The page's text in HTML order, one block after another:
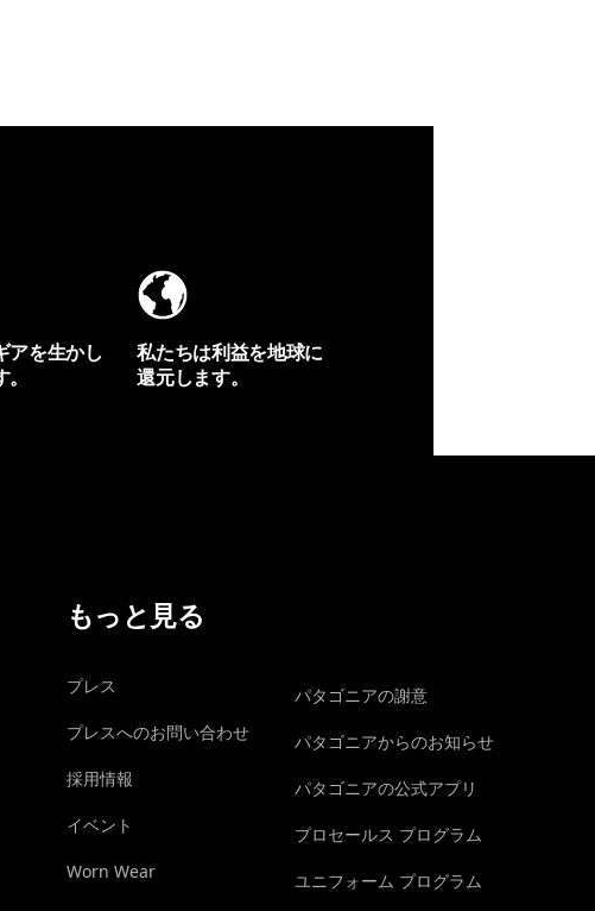
アを生かし
私たちは利益を地球に
還元します。
もっと見る
プレス
プレスへのお問い合わせ
採用情報
イベント
Worn Wear
パタゴニアの謝意
パタゴニアからのお知らせ
パタゴニアの公式アプリ
プロセールス プログラム
ユニフォーム プログラム